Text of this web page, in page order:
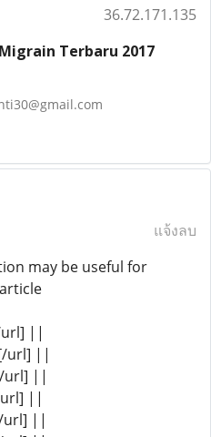
36.72.171.135
Terbaru 2017
แจ้งลบ
may be useful for
url] ||
url] ||
url] ||
url] ||
url] ||